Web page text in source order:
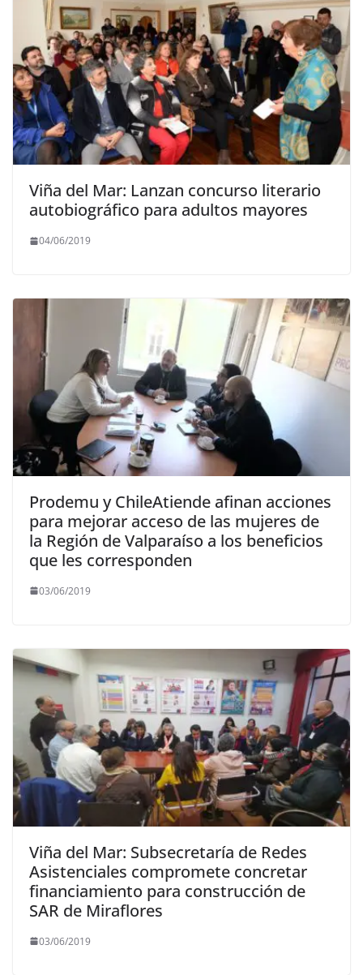
Viña del Mar: Lanzan concurso literario
autobiográfico para adultos mayores
04/06/2019
Prodemu y ChileAtiende afinan acciones
para mejorar acceso de las mujeres de
la Región de Valparaíso a los beneficios
que les corresponden
03/06/2019
Viña del Mar: Subsecretaría de Redes
Asistenciales compromete concretar
financiamiento para construcción de
SAR de Miraflores
03/06/2019